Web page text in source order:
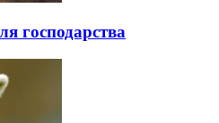
господарства